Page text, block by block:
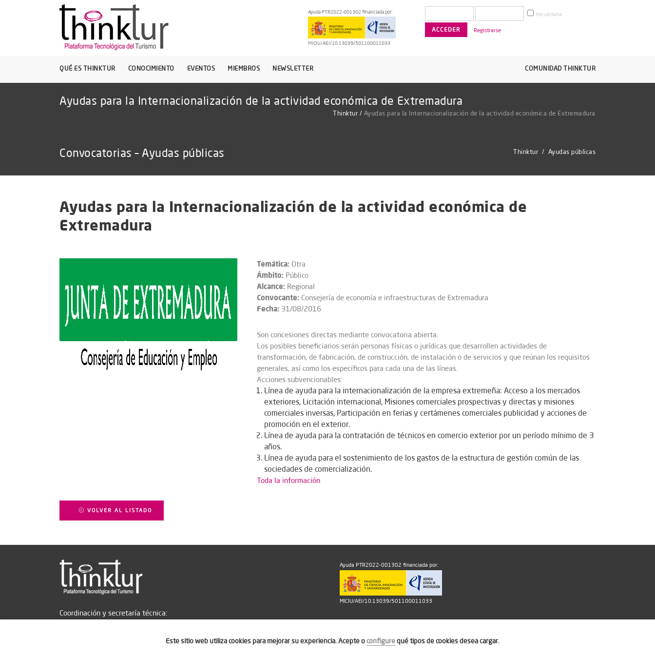
Ayuda PTR2022-001302 financiada por:
MICIU/AEI/10.13039/501100011033
Recuérdame
Registrarse
QUÉ ES THINKTUR CONOCIMIENTO EVENTOS MIEMBROS NEWSLETTER COMUNIDAD THINKTUR
Ayudas para la Internacionalización de la actividad económica de Extremadura
Thinktur / Ayudas para la Internacionalización de la actividad económica de Extremadura
Convocatorias – Ayudas públicas Thinktur / Ayudas públicas
Ayudas para la Internacionalización de la actividad económica de
Extremadura
Temática: Otra
Ámbito: Público
Alcance: Regional
Convocante: Consejería de economía e infraestructuras de Extremadura
Fecha: 31/08/2016
Son concesiones directas mediante convocatoria abierta.
Los posibles beneficiarios serán personas físicas o jurídicas que desarrollen actividades de
transformación, de fabricación, de construcción, de instalación o de servicios y que reúnan los requisitos
generales, así como los específicos para cada una de las líneas.
Acciones subvencionables:
Línea de ayuda para la internacionalización de la empresa extremeña: Acceso a los mercados
exteriores, Licitación internacional, Misiones comerciales prospectivas y directas y misiones
comerciales inversas, Participación en ferias y certámenes comerciales publicidad y acciones de
promoción en el exterior.
Línea de ayuda para la contratación de técnicos en comercio exterior por un período mínimo de 3
años.
Línea de ayuda para el sostenimiento de los gastos de la estructura de gestión común de las
sociedades de comercialización.
Toda la información
VOLVER AL LISTADO
Coordinación y secretaría técnica:
Ayuda PTR2022-001302 financiada por:
MICIU/AEI/10.13039/501100011033
Este sitio web utiliza cookies para mejorar su experiencia. Acepte oconfigurequé tipos de cookies desea cargar.